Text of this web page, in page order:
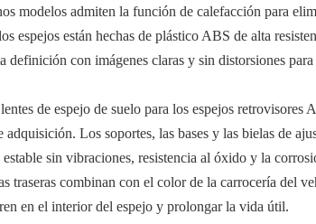
modelos admiten la función de calefacción para
espejos están hechas de plástico ABS de alta
con imágenes claras y sin distorsiones
de espejo de suelo para los espejos retrovisores
Los soportes, las bases y las bielas de
sin vibraciones, resistencia al óxido y la
traseras combinan con el color de la carrocería del
en el interior del espejo y prolongar la vida útil.